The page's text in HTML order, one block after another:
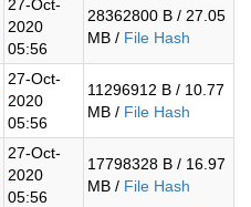
27-Oct-
2020
05:56
28362800 B / 27.05
MB / File Hash
27-Oct-
2020
05:56
11296912 B / 10.77
MB / File Hash
27-Oct-
2020
05:56
17798328 B / 16.97
MB / File Hash